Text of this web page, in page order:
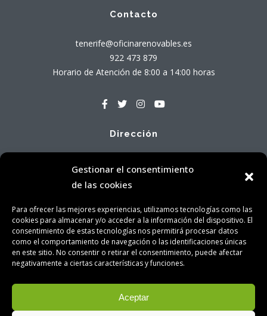
Gestionar el consentimiento
de las cookies
Para ofrecer las mejores experiencias, utilizamos tecnologías como las
cookies para almacenar y/o acceder a la información del dispositivo. El
consentimiento de estas tecnologías nos permitirá procesar datos
como el comportamiento de navegación o las identificaciones únicas
en este sitio. No consentir o retirar el consentimiento, puede afectar
negativamente a ciertas características y funciones.
Aceptar
Contacto
tenerife@oficinarenovables.es
922 473 879
Horario de Atención de 8:00 a 14:00 horas
Dirección
Aviso Legal|Política de Privacidad|Política de Cookies|
Contacto
Consejería Insular del Medio Natural, Sostenibilidad,
Seguridad y Emergencias © 2025